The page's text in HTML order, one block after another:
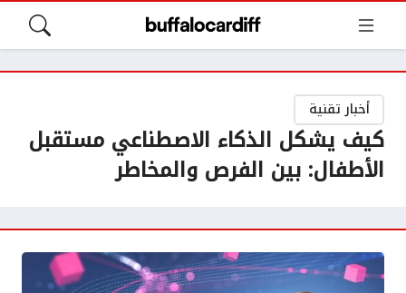
أخبار تقنية
كيف يشكل الذكاء الاصطناعي مستقبل
الأطفال: بين الفرص والمخاطر